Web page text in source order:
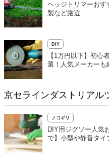
ヘッジトリマーおす
製など厳選
DIY
【1万円以下】初心
選！人気メーカーも
京セラインダストリアル
ノコギリ
DIY用ジグソー人気
で】小型や静音タイ